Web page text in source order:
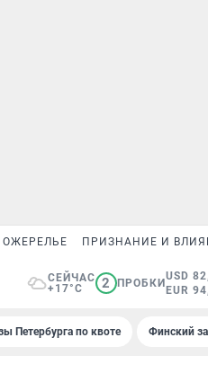
ПРИЗНАНИЕ И
СЕЙЧАС
+17°C
2 ПРОБКИ
USD
EUR
Петербурга по квоте Финский